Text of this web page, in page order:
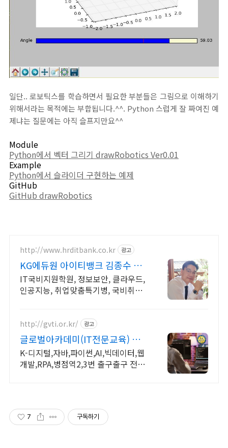
일단.. 로보틱스를 학습하면서 필요한 부분들은 그림으로 이해하기
위해서라는 목적에는 부합됩니다.^^. Python 스럽게 잘 짜여진 예
제냐는 질문에는 아직 슬프지만요^^
Module
Python에서 벡터 그리기 drawRobotics Ver0.01
Example
Python에서 슬라이더 구현하는 예제
GitHub
GitHub drawRobotics
http://www.hrditbank.co.kr 광고
KG에듀원 아이티뱅크 김종수 27
년경력전문가 IT취업상담
IT국비지원학원, 정보보안, 클라우드,
인공지능, 취업맞춤특기병, 국비취업
http://gvti.or.kr/ 광고
글로벌아카데미(IT전문교육) 국
비지원100% 우수훈련기관
K-디지털,자바,파이썬,AI,빅데이터,웹
개발,RPA,병점역2,3번 출구출구 전액
7 구독하기